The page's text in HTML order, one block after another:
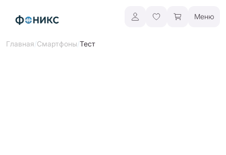
Меню
Главная/Смартфоны/Тест